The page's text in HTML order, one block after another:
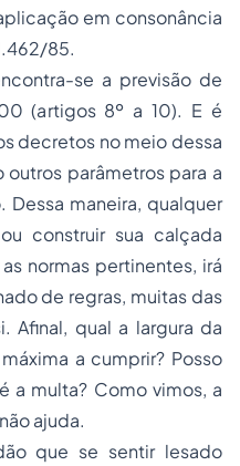
em consonância
85.
se a previsão de
(artigos 8º a 10). E é
decretos no meio dessa
outros parâmetros para a
maneira, qualquer
construir sua calçada
normas pertinentes, irá
de regras, muitas das
Afinal, qual a largura da
a cumprir? Posso
a multa? Como vimos, a
ajuda.
que se sentir lesado